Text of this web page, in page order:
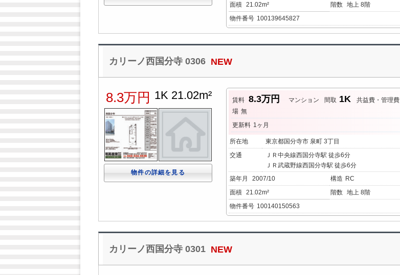
面積 21.02m² 階数 地上 8階
物件番号 100139645827
カリーノ西国分寺 0306 NEW
8.3万円 1K 21.02m²
物件の詳細を見る
賃料 8.3万円 マンション 間取 1K 共益費・管理費
場 無
更新料 1ヶ月
所在地
東京都国分寺市 泉町 3丁目
交通
ＪＲ中央線西国分寺駅 徒歩6分
ＪＲ武蔵野線西国分寺駅 徒歩6分
築年月
2007/10 構造 RC
面積 21.02m² 階数 地上 8階
物件番号 100140150563
カリーノ西国分寺 0301 NEW